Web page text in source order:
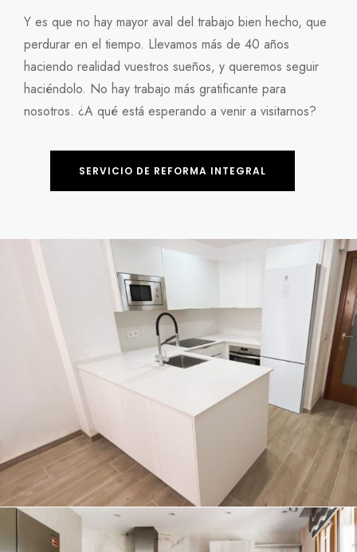
Y es que no hay mayor aval del trabajo bien hecho, que
perdurar en el tiempo. Llevamos más de 40 años
haciendo realidad vuestros sueños, y queremos seguir
haciéndolo. No hay trabajo más gratificante para
nosotros. ¿A qué está esperando a venir a visitarnos?
SERVICIO DE REFORMA INTEGRAL